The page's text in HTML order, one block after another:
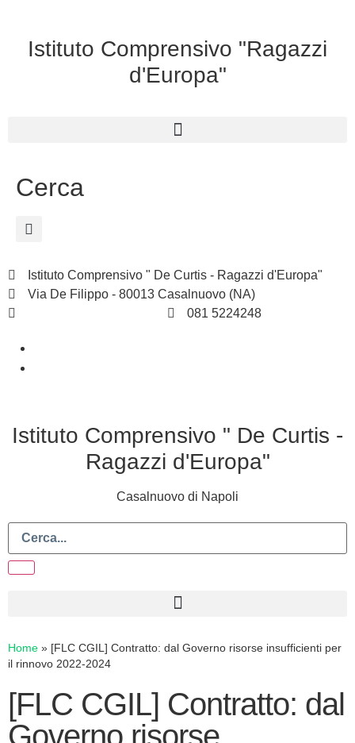
Istituto Comprensivo "Ragazzi
d'Europa"
Cerca
Istituto Comprensivo " De Curtis - Ragazzi d'Europa"
Via De Filippo - 80013 Casalnuovo (NA)
081 5224248
Istituto Comprensivo " De Curtis -
Ragazzi d'Europa"
Casalnuovo di Napoli
Home » [FLC CGIL] Contratto: dal Governo risorse insufficienti per
il rinnovo 2022-2024
[FLC CGIL] Contratto: dal
Governo risorse